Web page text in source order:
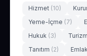
Hizmet (10)
Yeme-İçme (7)
Hukuk (3) Turizm
Tanıtım (2) Emlak